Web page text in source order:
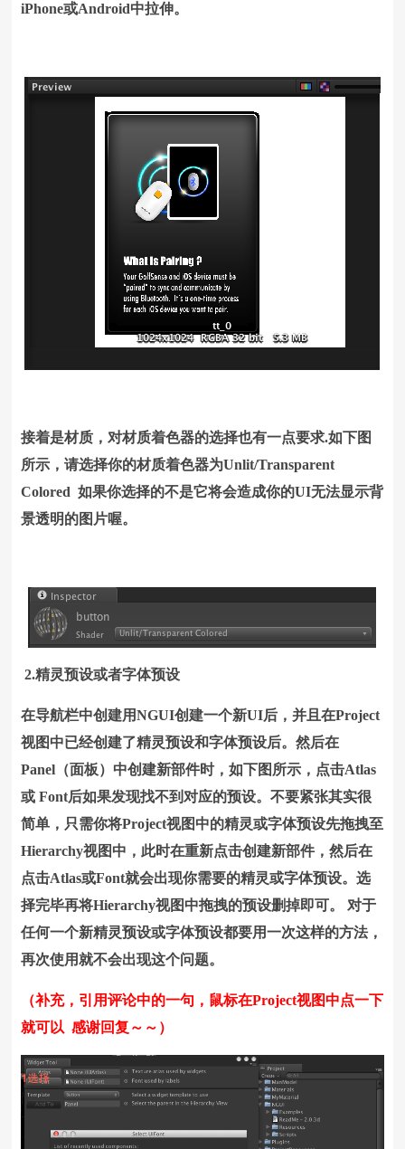
iPhone或Android中拉伸。
接着是材质，对材质着色器的选择也有一点要求.如下图
所示，请选择你的材质着色器为Unlit/Transparent
Colored 如果你选择的不是它将会造成你的UI无法显示背
景透明的图片喔。
2.精灵预设或者字体预设
在导航栏中创建用NGUI创建一个新UI后，并且在Project
视图中已经创建了精灵预设和字体预设后。然后在
Panel（面板）中创建新部件时，如下图所示，点击Atlas
或 Font后如果发现找不到对应的预设。不要紧张其实很
简单，只需你将Project视图中的精灵或字体预设先拖拽至
Hierarchy视图中，此时在重新点击创建新部件，然后在
点击Atlas或Font就会出现你需要的精灵或字体预设。选
择完毕再将Hierarchy视图中拖拽的预设删掉即可。 对于
任何一个新精灵预设或字体预设都要用一次这样的方法，
再次使用就不会出现这个问题。
（补充，引用评论中的一句，鼠标在Project视图中点一下
就可以 感谢回复～～）